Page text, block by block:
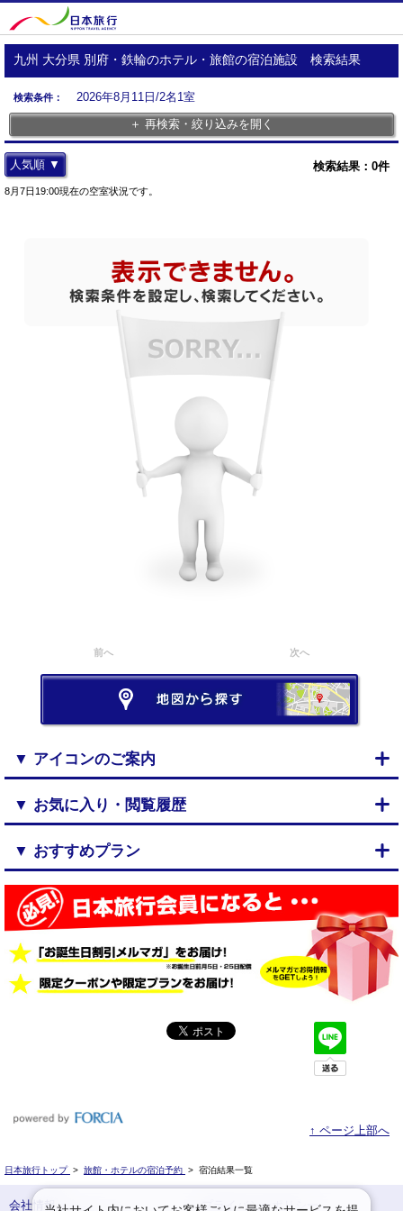
九州 大分県 別府・鉄輪のホテル・旅館の宿泊施設 検索結果
検索条件：
2026年8月11日/2名1室
＋ 再検索・絞り込みを開く
検索結果： 0件
人気順 ▼
8月7日19:00現在の空室状況です。
前へ 次へ
▼ アイコンのご案内
▼ お気に入り・閲覧履歴
▼ おすすめプラン
↑ ページ上部へ
日本旅行トップ > 旅館・ホテルの宿泊予約 > 宿泊結果一覧
会社情報 プライバシーポリシー